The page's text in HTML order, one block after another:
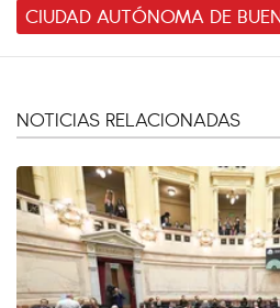
CIUDAD AUTÓNOMA DE
NOTICIAS RELACIONADAS